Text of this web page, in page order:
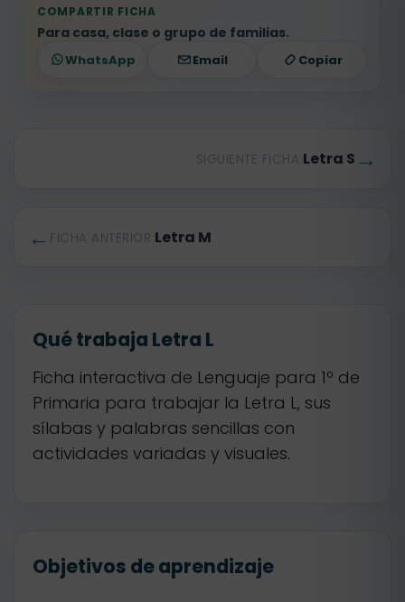
COMPARTIR FICHA
Para casa, clase o grupo de familias.
WhatsApp Email Copiar
← FICHA ANTERIOR Letra M
SIGUIENTE FICHA Letra S →
Qué trabaja Letra L
Ficha interactiva de Lenguaje para 1º de
Primaria para trabajar la Letra L, sus
sílabas y palabras sencillas con
actividades variadas y visuales.
Objetivos de aprendizaje